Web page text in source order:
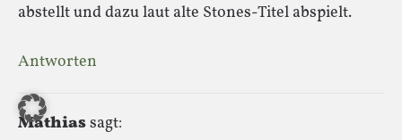
abstellt und dazu laut alte Stones-Titel abspielt.
Antworten
Mathiassagt: